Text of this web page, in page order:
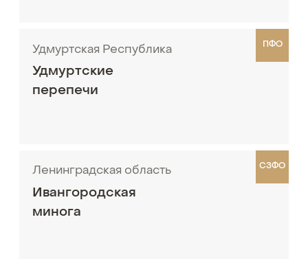
Удмуртские
перепечи
Удмуртская Республика ПФО
Ивангородская
минога
Ленинградская область СЗФО